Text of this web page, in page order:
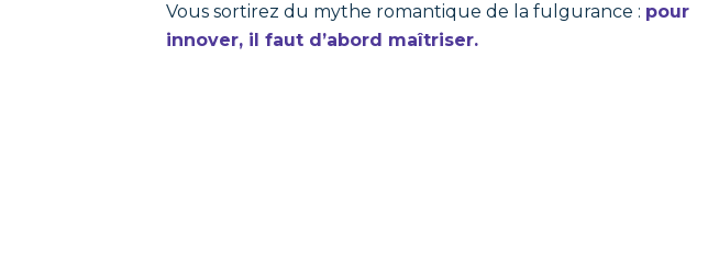
Vous sortirez du mythe romantique de la fulgurance : pour
innover, il faut d’abord maîtriser.